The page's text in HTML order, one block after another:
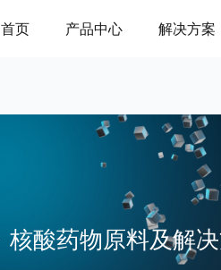
首页 产品中心 解决方案
核酸药物原料及解